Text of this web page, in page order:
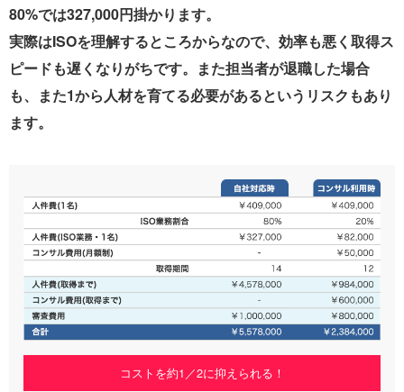
80%では327,000円掛かります。
実際はISOを理解するところからなので、効率も悪く取得ス
ピードも遅くなりがちです。また担当者が退職した場合
も、また1から人材を育てる必要があるというリスクもあり
ます。
コストを約1／2に抑えられる！